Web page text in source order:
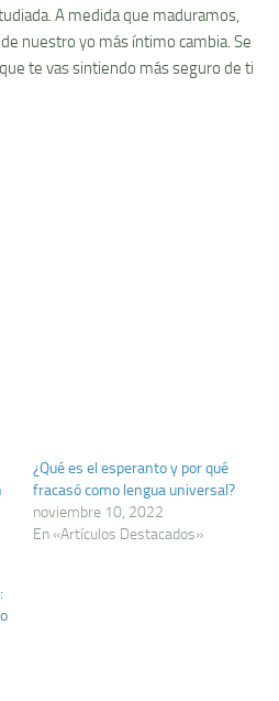
A medida que maduramos,
nuestro yo más íntimo cambia. Se
te vas sintiendo más seguro de ti
¿Qué es el esperanto y por qué
fracasó como lengua universal?
noviembre 10, 2022
En «Artículos Destacados»